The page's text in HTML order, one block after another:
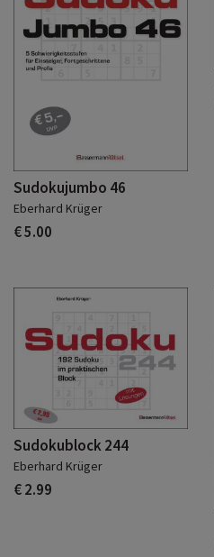
Sudokujumbo 46
Eberhard Krüger
€ 5.00
Sudokublock 244
Eberhard Krüger
€ 2.99